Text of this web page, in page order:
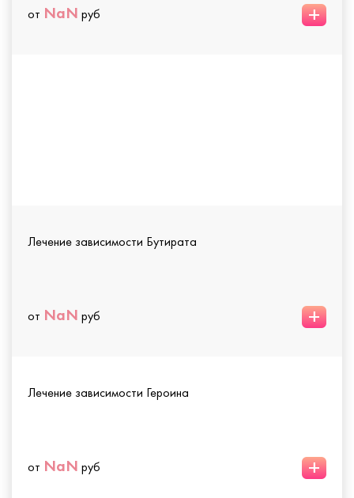
от NaN руб +
Лечение зависимости Бутирата
от NaN руб +
Лечение зависимости Героина
от NaN руб +